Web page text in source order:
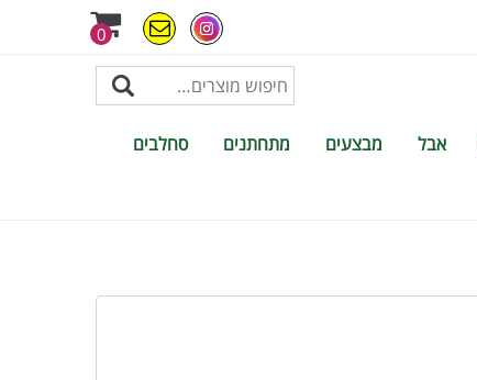
0
אבל מבצעים מתחתנים סחלבים